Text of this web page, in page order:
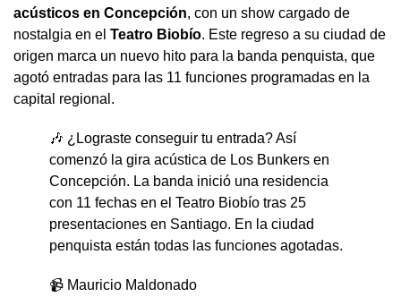
acústicos en Concepción, con un show cargado de
nostalgia en el Teatro Biobío. Este regreso a su ciudad de
origen marca un nuevo hito para la banda penquista, que
agotó entradas para las 11 funciones programadas en la
capital regional.
🎶 ¿Lograste conseguir tu entrada? Así
comenzó la gira acústica de Los Bunkers en
Concepción. La banda inició una residencia
con 11 fechas en el Teatro Biobío tras 25
presentaciones en Santiago. En la ciudad
penquista están todas las funciones agotadas.
📹 Mauricio Maldonado